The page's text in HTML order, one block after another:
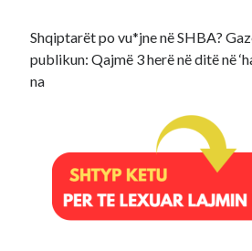
Shqiptarët po vu*jne në SHBA?
publikun: Qajmë 3 herë në ditë në
na